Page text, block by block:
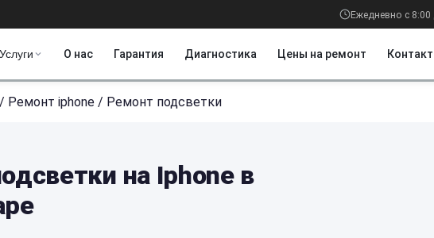
Ежедневно с 8:00
Услуги О нас Гарантия Диагностика Цены на ремонт
/ Ремонт iphone / Ремонт подсветки
на Iphone в